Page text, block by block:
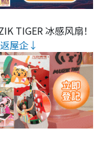
TIGER 冰感风扇！
屋企↓